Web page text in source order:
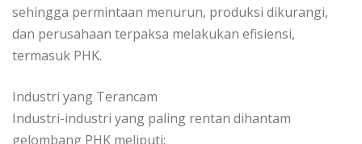
sehingga permintaan menurun, produksi dikurangi,
dan perusahaan terpaksa melakukan efisiensi,
termasuk PHK.
Industri yang Terancam
Industri-industri yang paling rentan dihantam
gelombang PHK meliputi: